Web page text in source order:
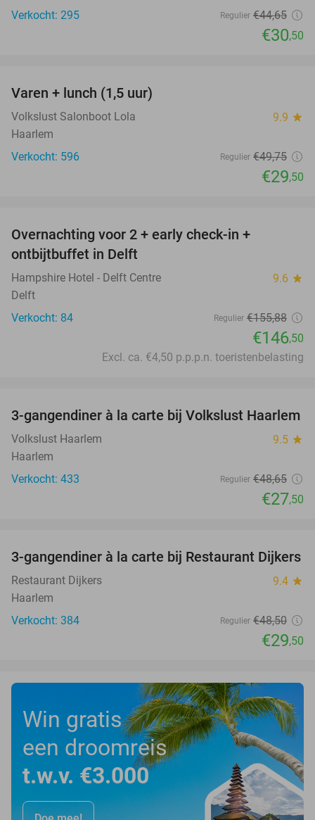
Verkocht: 295
Regulier €44,65
€30,50
Varen + lunch (1,5 uur)
Volkslust Salonboot Lola 9.9 star
Haarlem
Verkocht: 596
Regulier €49,75
€29,50
Overnachting voor 2 + early check-in +
ontbijtbuffet in Delft
Hampshire Hotel - Delft Centre 9.6 star
Delft
Verkocht: 84
Regulier €155,88
€146,50
Excl. ca. €4,50 p.p.p.n. toeristenbelasting
43%
3-gangendiner à la carte bij Volkslust Haarlem
Volkslust Haarlem 9.5 star
Haarlem
Verkocht: 433
Regulier €48,65
€27,50
39%
3-gangendiner à la carte bij Restaurant Dijkers
Restaurant Dijkers 9.4 star
Haarlem
Verkocht: 384
Regulier €48,50
€29,50
Win gratis
een droomreis
t.w.v. €3.000